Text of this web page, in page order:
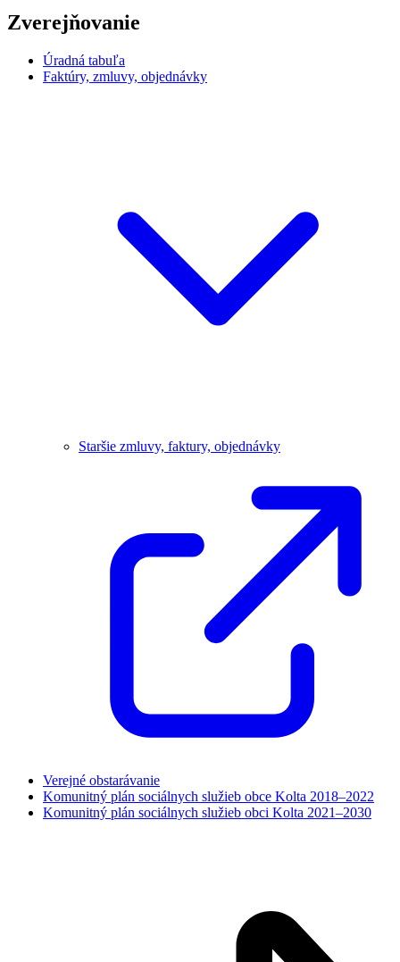
Zverejňovanie
Úradná tabuľa
Faktúry, zmluvy, objednávky
Staršie zmluvy, faktury, objednávky
Verejné obstarávanie
Komunitný plán sociálnych služieb obce Kolta 2018–2022
Komunitný plán sociálnych služieb obci Kolta 2021–2030